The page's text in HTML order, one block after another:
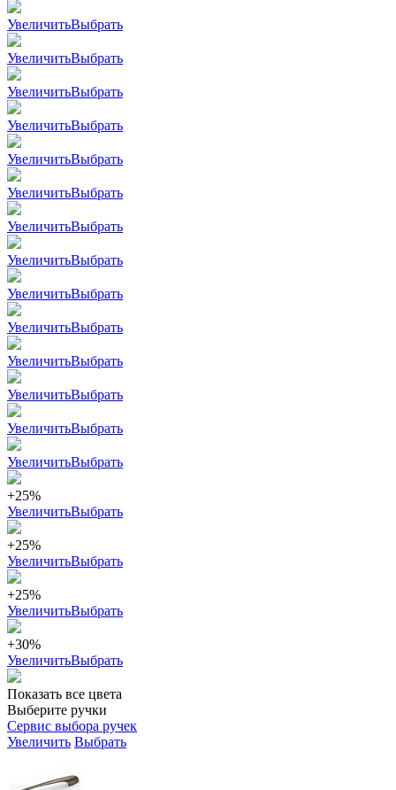
УвеличитьВыбрать
УвеличитьВыбрать
УвеличитьВыбрать
УвеличитьВыбрать
УвеличитьВыбрать
УвеличитьВыбрать
УвеличитьВыбрать
УвеличитьВыбрать
УвеличитьВыбрать
УвеличитьВыбрать
УвеличитьВыбрать
УвеличитьВыбрать
УвеличитьВыбрать
УвеличитьВыбрать
+25%
УвеличитьВыбрать
+25%
УвеличитьВыбрать
+25%
УвеличитьВыбрать
+30%
УвеличитьВыбрать
Показать все цвета
Выберите ручки
Сервис выбора ручек
Увеличить Выбрать